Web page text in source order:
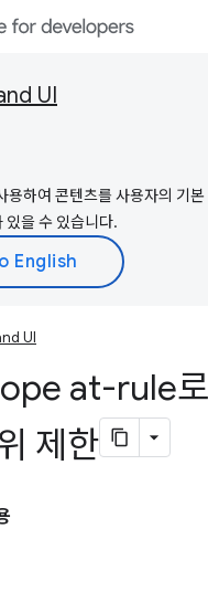
UI
하여 콘텐츠를 사용자의 기본
있을 수 있습니다.
UI
at-rule
제한